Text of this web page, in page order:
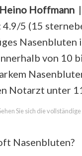
Hoffmann
4.9/5 (15
von 10
Notarzt unter
Sie sich die
Nasenbluten?